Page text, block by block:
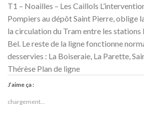
T1 – Noailles – Les Caillols
Pompiers au dépôt Saint Pierre, oblige
la circulation du Tram entre les stations
Bel. Le reste de la ligne fonctionne
desservies : La Boiseraie, La Parette,
Thérèse Plan de ligne
J’aime ça :
chargement…